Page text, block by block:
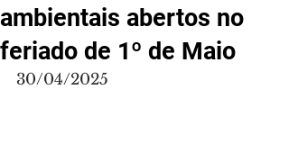
ambientais abertos no
feriado de 1º de Maio
30/04/2025